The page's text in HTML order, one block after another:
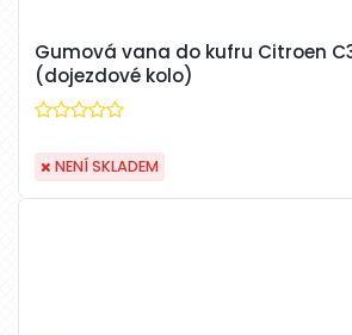
Gumová vana do kufru Citroen
(dojezdové kolo)
NENÍ SKLADEM